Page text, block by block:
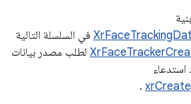
في السلسلة التالية
لطلب مصدر بيانات
استدعاء
.